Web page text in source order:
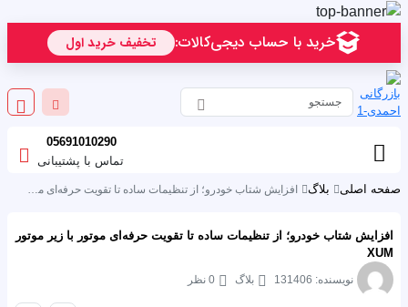
05691010290
تماس با پشتیبانی
صفحه اصلی بلاگ
افزایش شتاب خودرو؛ از تنظیمات ساده تا تقویت حرفه‌ای موتور با زیر موتور
XUM
نویسنده: 131406 بلاگ 0 نظر